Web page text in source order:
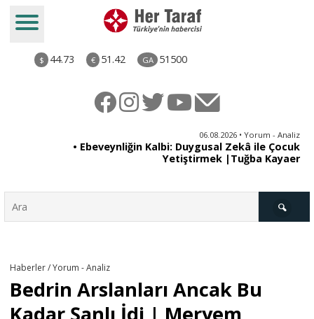
$ 44.73 € 51.42 GA 51500
06.08.2026 • Yorum - Analiz
• Ebeveynliğin Kalbi: Duygusal Zekâ ile Çocuk
Yetiştirmek |Tuğba Kayaer
Derkenar
Haberler / Yorum - Analiz
Bedrin Arslanları Ancak Bu
Kadar Şanlı İdi | Meryem